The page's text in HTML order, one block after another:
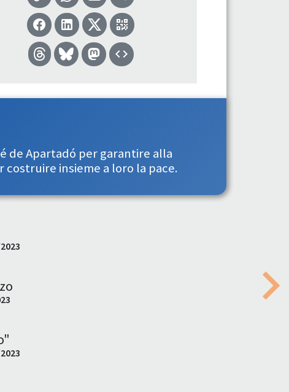
de Apartadó per garantire alla
costruire insieme a loro la pace.